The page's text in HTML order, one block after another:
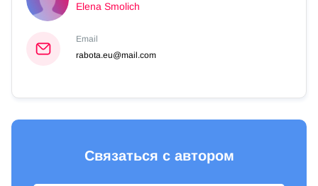
Elena Smolich
Email
rabota.eu@mail.com
Связаться с автором